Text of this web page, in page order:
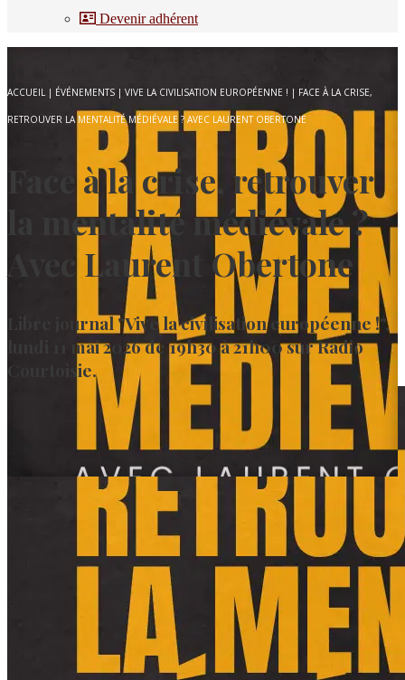
Devenir adhérent
ACCUEIL | ÉVÉNEMENTS | VIVE LA CIVILISATION EUROPÉENNE ! | FACE À LA CRISE,
RETROUVER LA MENTALITÉ MÉDIÉVALE ? AVEC LAURENT OBERTONE
Face à la crise, retrouver
la mentalité médiévale ?
Avec Laurent Obertone
Libre journal "Vive la civilisation européenne !",
lundi 11 mai 2026 de 19h30 à 21h00 sur Radio
Courtoisie.